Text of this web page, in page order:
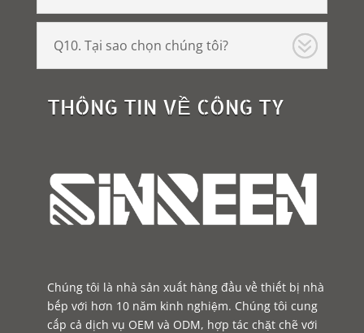
Q10. Tại sao chọn chúng tôi?
THÔNG TIN VỀ CÔNG TY
Chúng tôi là nhà sản xuất hàng đầu về thiết bị nhà
bếp với hơn 10 năm kinh nghiệm. Chúng tôi cung
cấp cả dịch vụ OEM và ODM, hợp tác chặt chẽ với